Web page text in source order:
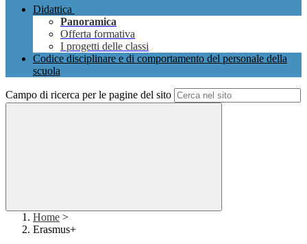
Didattica
Panoramica
Offerta formativa
I progetti delle classi
Codice disciplinare e di comportamento del personale della
scuola
Campo di ricerca per le pagine del sito
Home >
Erasmus+